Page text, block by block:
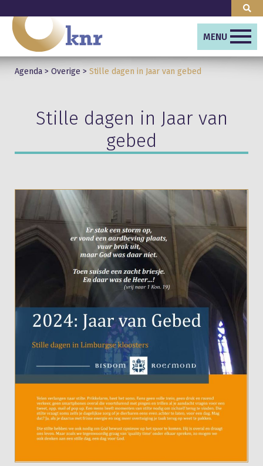
MENU
Agenda > Overige > Stille dagen in Jaar van gebed
Stille dagen in Jaar van
gebed